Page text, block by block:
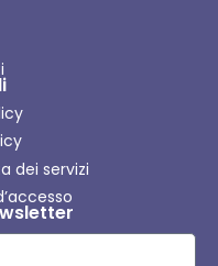
dei servizi